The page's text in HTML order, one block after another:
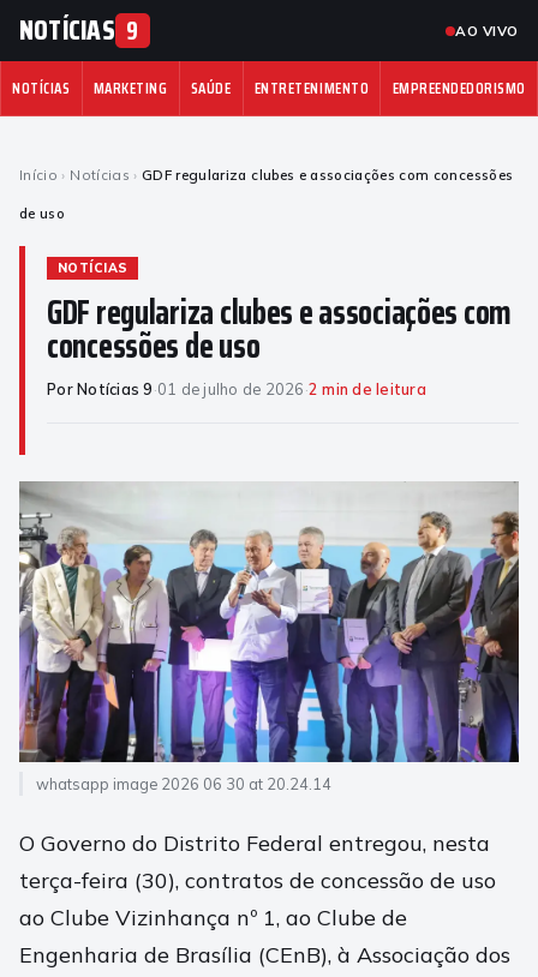
NOTÍCIAS 9 AO VIVO
NOTÍCIAS MARKETING SAÚDE ENTRETENIMENTO EMPREENDEDORISMO
Início › Notícias › GDF regulariza clubes e associações com concessões
de uso
NOTÍCIAS
GDF regulariza clubes e associações com
concessões de uso
Por Notícias 9·01 de julho de 2026·2 min de leitura
whatsapp image 2026 06 30 at 20.24.14
O Governo do Distrito Federal entregou, nesta
terça-feira (30), contratos de concessão de uso
ao Clube Vizinhança nº 1, ao Clube de
Engenharia de Brasília (CEnB), à Associação dos